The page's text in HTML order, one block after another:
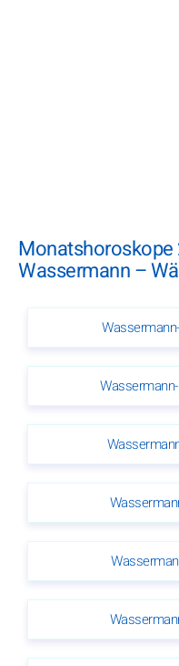
Monatshoroskope
Wassermann –